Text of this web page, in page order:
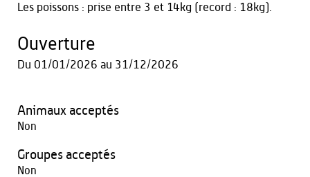
Les poissons : prise entre 3 et 14kg (record : 18kg).
Ouverture
Du 01/01/2026 au 31/12/2026
Animaux acceptés
Non
Groupes acceptés
Non